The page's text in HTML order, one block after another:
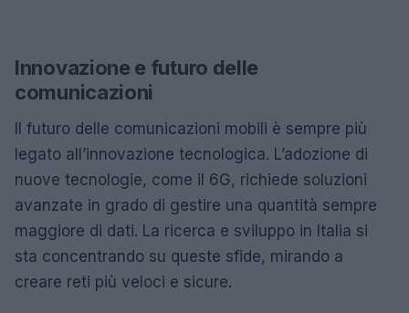
Innovazione e futuro delle
comunicazioni
Il futuro delle comunicazioni mobili è sempre più
legato all’innovazione tecnologica. L’adozione di
nuove tecnologie, come il 6G, richiede soluzioni
avanzate in grado di gestire una quantità sempre
maggiore di dati. La ricerca e sviluppo in Italia si
sta concentrando su queste sfide, mirando a
creare reti più veloci e sicure.